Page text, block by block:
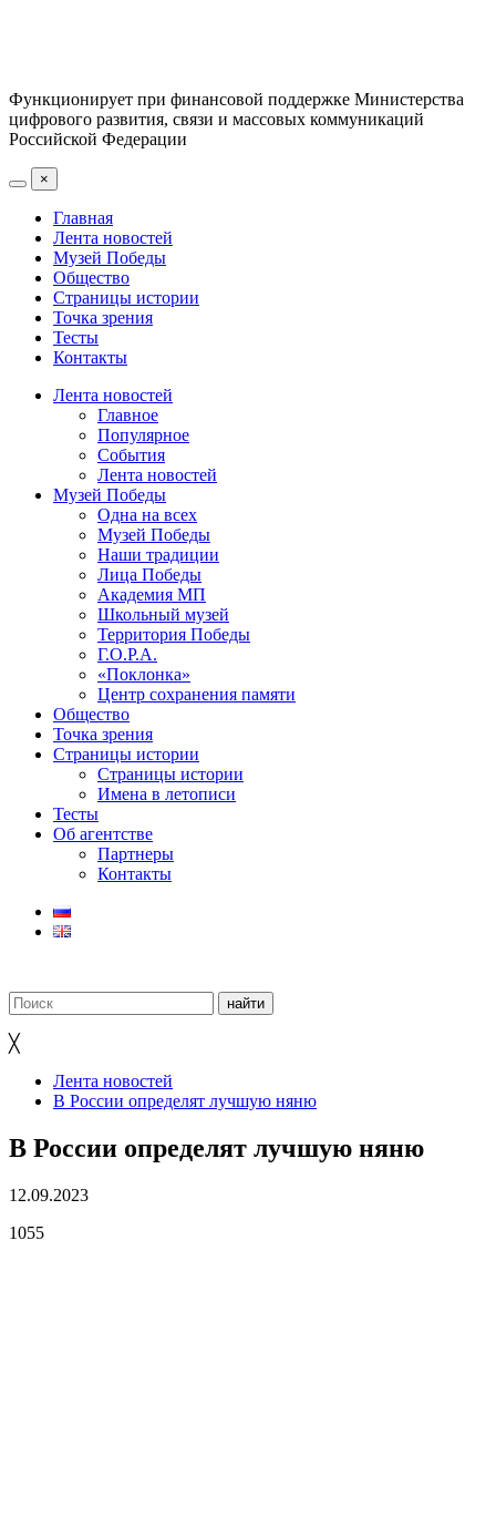
Функционирует при финансовой поддержке Министерства
цифрового развития, связи и массовых коммуникаций
Российской Федерации
×
Главная
Лента новостей
Музей Победы
Общество
Страницы истории
Точка зрения
Тесты
Контакты
Лента новостей
Главное
Популярное
События
Лента новостей
Музей Победы
Одна на всех
Музей Победы
Наши традиции
Лица Победы
Академия МП
Школьный музей
Территория Победы
Г.О.Р.А.
«Поклонка»
Центр сохранения памяти
Общество
Точка зрения
Страницы истории
Страницы истории
Имена в летописи
Тесты
Об агентстве
Партнеры
Контакты
╳
Лента новостей
В России определят лучшую няню
В России определят лучшую няню
12.09.2023
1055